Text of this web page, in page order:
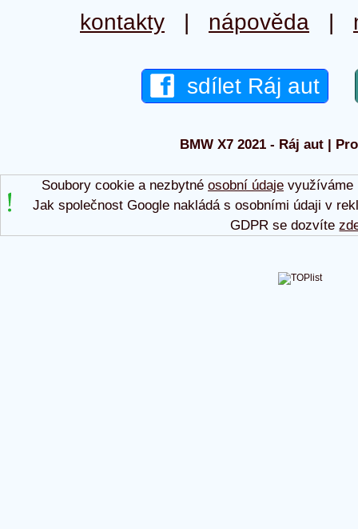
kontakty | nápověda |
sdílet Ráj aut
BMW X7 2021 - Ráj aut |
Soubory cookie a nezbytné osobní údajevyužíváme
Jak společnost Google nakládá s osobními údaji v
GDPR se dozvíte